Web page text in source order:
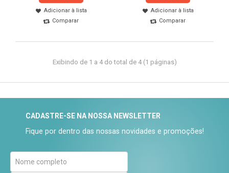
Adicionar à lista
Comparar
Adicionar à lista
Comparar
Exibindo de 1 a 4 do total de 4 (1 páginas)
CADASTRE-SE NA NOSSA NEWSLETTER
Fique por dentro das nossas novidades e promoções!